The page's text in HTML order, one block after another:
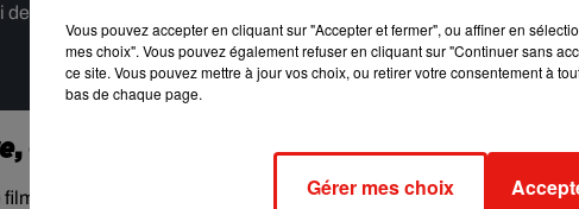
de nous donner votre accord en cliquant sur le bouton ci-dessous.
Afficher l'élément
, dans la course aux Golden Globes
de Justine Triet, sacré par la Palme d’or à
Vous pouvez accepter en cliquant sur "Accepter et fermer", ou affiner en
mes choix". Vous pouvez également refuser en cliquant sur "Continuer sans
ce site. Vous pouvez mettre à jour vos choix, ou retirer votre consentement à
bas de chaque page.
Gérer mes choix